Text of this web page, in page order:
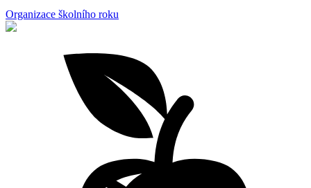
Organizace školního roku